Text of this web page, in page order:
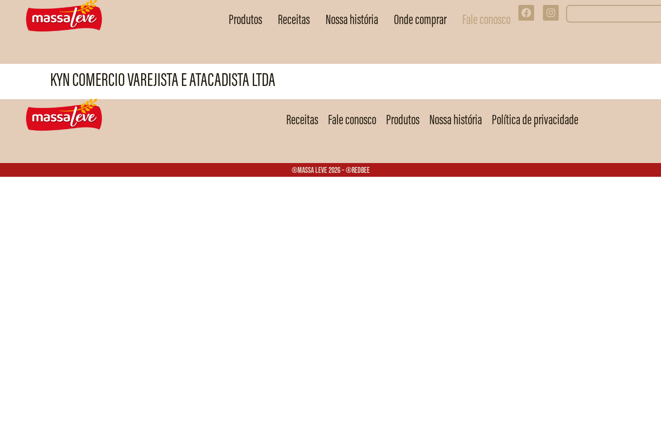
Produtos Receitas Nossa história Onde comprar Fale conosco
KYN COMERCIO VAREJISTA E ATACADISTA LTDA
Receitas Fale conosco Produtos Nossa história Política de privacidade
®Massa Leve 2026 – ®Redbee